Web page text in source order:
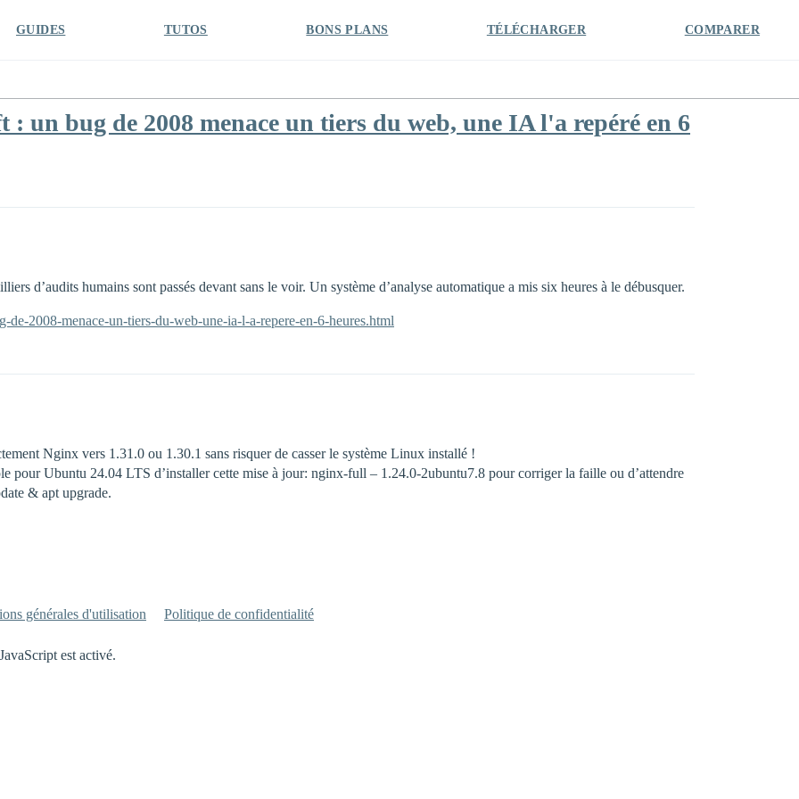
GUIDES TUTOS BONS PLANS TÉLÉCHARGER COMPARER
un bug de 2008 menace un tiers du web, une IA l'a repéré en 6
d’audits humains sont passés devant sans le voir. Un système d’analyse automatique a mis six heures à le débusquer.
2008-menace-un-tiers-du-web-une-ia-l-a-repere-en-6-heures.html
Nginx vers 1.31.0 ou 1.30.1 sans risquer de casser le système Linux installé !
pour Ubuntu 24.04 LTS d’installer cette mise à jour: nginx-full – 1.24.0-2ubuntu7.8 pour corriger la faille ou d’attendre
& apt upgrade.
générales d'utilisation Politique de confidentialité
est activé.